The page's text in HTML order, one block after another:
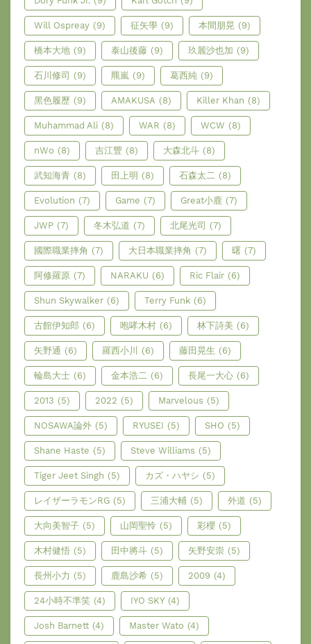
Will Ospreay (9) 征矢學 (9) 本間朋晃 (9)
橋本大地 (9) 泰山後藤 (9) 玖麗沙也加 (9)
石川修司 (9) 羆嵐 (9) 葛西純 (9)
黑色履歷 (9) AMAKUSA (8) Killer Khan (8)
Muhammad Ali (8) WAR (8) WCW (8)
nWo (8) 吉江豐 (8) 大森北斗 (8)
武知海青 (8) 田上明 (8) 石森太二 (8)
Evolution (7) Game (7) Great小鹿 (7)
JWP (7) 冬木弘道 (7) 北尾光司 (7)
國際職業摔角 (7) 大日本職業摔角 (7) 曙 (7)
阿修羅原 (7) NARAKU (6) Ric Flair (6)
Shun Skywalker (6) Terry Funk (6)
古館伊知郎 (6) 咆哮木村 (6) 林下詩美 (6)
矢野通 (6) 羅西小川 (6) 藤田晃生 (6)
輪島大士 (6) 金本浩二 (6) 長尾一大心 (6)
2013 (5) 2022 (5) Marvelous (5)
NOSAWA論外 (5) RYUSEI (5) SHO (5)
Shane Haste (5) Steve Williams (5)
Tiger Jeet Singh (5) カズ・ハヤシ (5)
レイザーラモンRG (5) 三浦大輔 (5) 外道 (5)
大向美智子 (5) 山岡聖怜 (5) 彩櫻 (5)
木村健悟 (5) 田中將斗 (5) 矢野安崇 (5)
長州小力 (5) 鹿島沙希 (5) 2009 (4)
24小時不準笑 (4) IYO SKY (4)
Josh Barnett (4) Master Wato (4)